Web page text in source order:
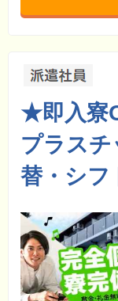
★即入寮
プラスチ
替・シフ